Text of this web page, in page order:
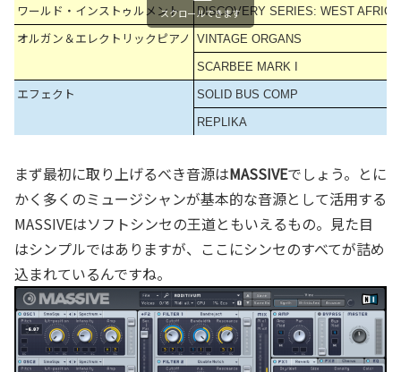
ワールド・インストゥルメント DISCOVERY SERIES: WEST AFRICA
オルガン＆エレクトリックピアノ VINTAGE ORGANS
SCARBEE MARK I
エフェクト SOLID BUS COMP
REPLIKA
スクロールできます
まず最初に取り上げるべき音源はMASSIVEでしょう。とに
かく多くのミュージシャンが基本的な音源として活用する
MASSIVEはソフトシンセの王道ともいえるもの。見た目
はシンプルではありますが、ここにシンセのすべてが詰め
込まれているんですね。